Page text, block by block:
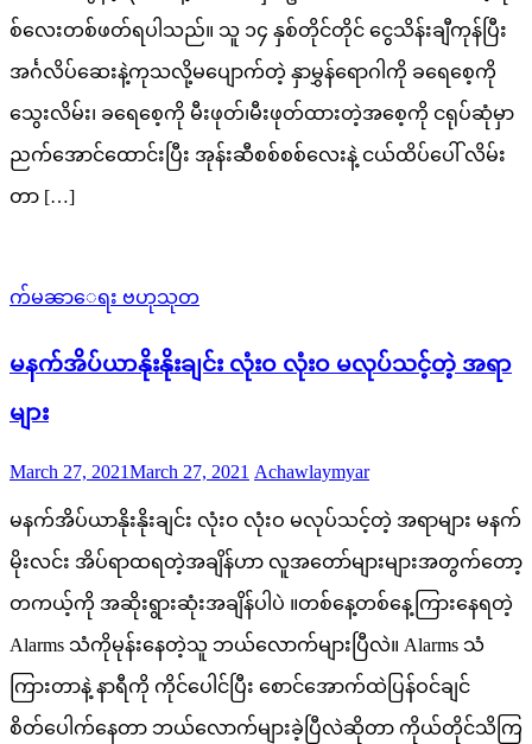
စ်လေးတစ်ဖတ်ရပါသည်။ သူ ၁၄ နှစ်တိုင်တိုင် ငွေသိန်းချီကုန်ပြီး
အင်္ဂလိပ်ဆေးနဲ့ကုသလို့မပျောက်တဲ့ နှာမွှန်ရောဂါကို ခရေစေ့ကို
သွေးလိမ်း၊ ခရေစေ့ကို မီးဖုတ်၊မီးဖုတ်ထားတဲ့အစေ့ကို ငရုပ်ဆုံမှာ
ညက်အောင်ထောင်းပြီး အုန်းဆီစစ်စစ်လေးနဲ့ ငယ်ထိပ်ပေါ် လိမ်း
တာ […]
က်မၼာေရး ဗဟုသုတ
မနက်အိပ်ယာနိုးနိုးချင်း လုံးဝ လုံးဝ မလုပ်သင့်တဲ့ အရာ
များ
Posted
March 27, 2021March 27, 2021 Author
Achawlaymyar
မနက်အိပ်ယာနိုးနိုးချင်း လုံးဝ လုံးဝ မလုပ်သင့်တဲ့ အရာများ မနက်
မိုးလင်း အိပ်ရာထရတဲ့အချိန်ဟာ လူအတော်များများအတွက်တော့
တကယ့်ကို အဆိုးရွားဆုံးအချိန်ပါပဲ ။တစ်နေ့တစ်နေ့ကြားနေရတဲ့
Alarms သံကိုမုန်းနေတဲ့သူ ဘယ်လောက်များပြီလဲ။ Alarms သံ
ကြားတာနဲ့ နာရီကို ကိုင်ပေါင်ပြီး စောင်အောက်ထဲပြန်ဝင်ချင်
စိတ်ပေါက်နေတာ ဘယ်လောက်များခဲ့ပြီလဲဆိုတာ ကိုယ်တိုင်သိကြ